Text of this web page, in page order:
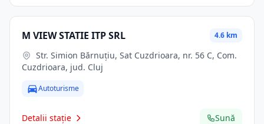
M VIEW STATIE ITP SRL 4.6 km
Cuzdrioara, jud. Cluj
Autoturisme
Detalii stație Sună